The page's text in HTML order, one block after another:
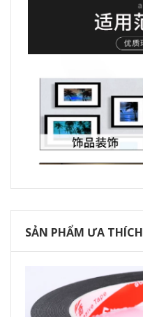
SẢN PHẨM ƯA THÍCH